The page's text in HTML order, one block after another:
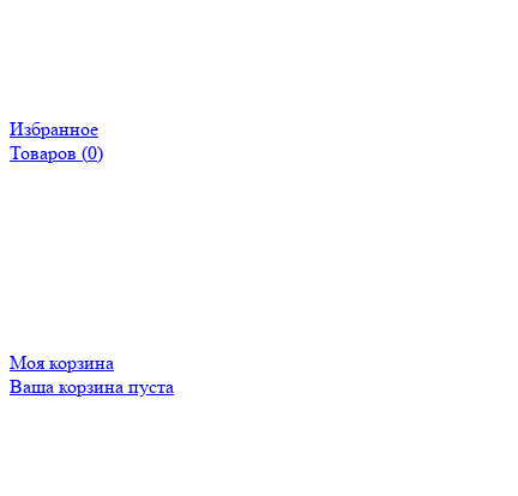
Избранное
Товаров (0)
Моя корзина
Ваша корзина пуста